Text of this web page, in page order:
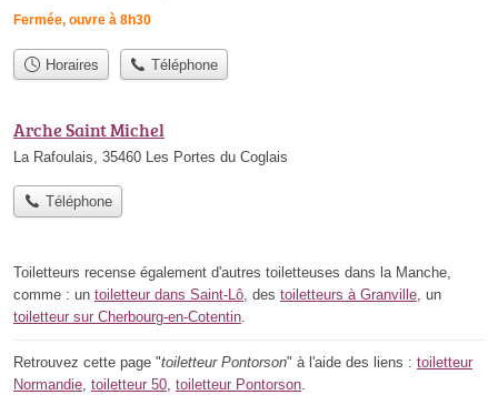
Fermée, ouvre à 8h30
Horaires Téléphone
Arche Saint Michel
La Rafoulais, 35460 Les Portes du Coglais
Téléphone
Toiletteurs recense également d'autres toiletteuses dans la Manche,
comme : un toiletteur dans Saint-Lô , des toiletteurs à Granville , un
toiletteur sur Cherbourg-en-Cotentin
Retrouvez cette page "toiletteur Pontorson" à l'aide des liens : toiletteur
Normandie toiletteur 50 toiletteur Pontorson